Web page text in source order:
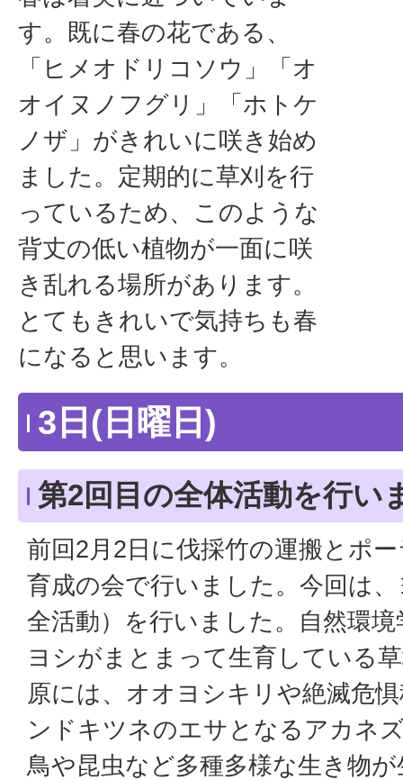
す。既に春の花である、
「ヒメオドリコソウ」「オ
オイヌノフグリ」「ホトケ
ノザ」がきれいに咲き始め
ました。定期的に草刈を行
っているため、このような
背丈の低い植物が一面に咲
き乱れる場所があります。
とてもきれいで気持ちも春
になると思います。
3日(日曜日)
第2回目の全体活動を行い
前回2月2日に伐採竹の運搬とポ
育成の会で行いました。今回は
全活動）を行いました。自然環
ヨシがまとまって生育している
原には、オオヨシキリや絶滅危
ンドキツネのエサとなるアカネ
鳥や昆虫など多種多様な生き物